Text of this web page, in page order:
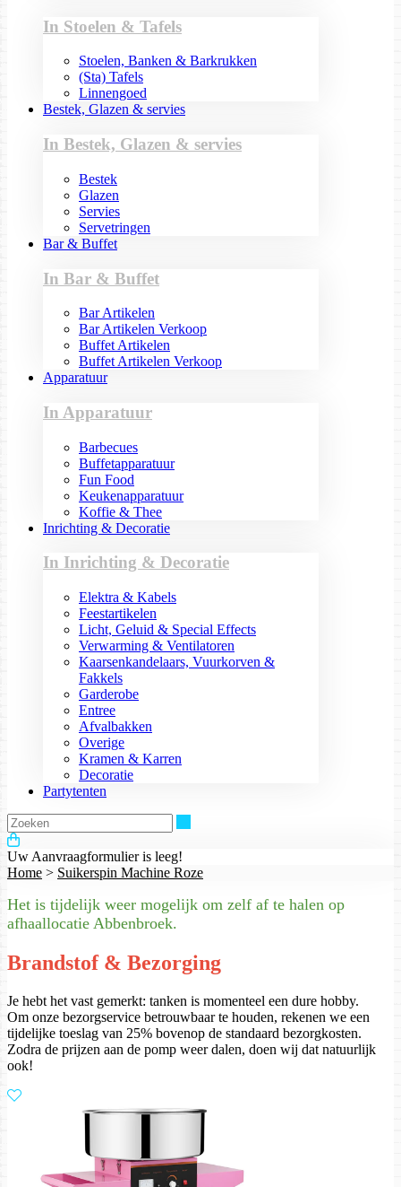
In Stoelen & Tafels
Stoelen, Banken & Barkrukken
(Sta) Tafels
Linnengoed
Bestek, Glazen & servies
In Bestek, Glazen & servies
Bestek
Glazen
Servies
Servetringen
Bar & Buffet
In Bar & Buffet
Bar Artikelen
Bar Artikelen Verkoop
Buffet Artikelen
Buffet Artikelen Verkoop
Apparatuur
In Apparatuur
Barbecues
Buffetapparatuur
Fun Food
Keukenapparatuur
Koffie & Thee
Inrichting & Decoratie
In Inrichting & Decoratie
Elektra & Kabels
Feestartikelen
Licht, Geluid & Special Effects
Verwarming & Ventilatoren
Kaarsenkandelaars, Vuurkorven &
Fakkels
Garderobe
Entree
Afvalbakken
Overige
Kramen & Karren
Decoratie
Partytenten
Uw Aanvraagformulier is leeg!
Home > Suikerspin Machine Roze
Het is tijdelijk weer mogelijk om zelf af te halen op
afhaallocatie Abbenbroek.
Brandstof & Bezorging
Je hebt het vast gemerkt: tanken is momenteel een dure hobby.
Om onze bezorgservice betrouwbaar te houden, rekenen we een
tijdelijke toeslag van 25% bovenop de standaard bezorgkosten.
Zodra de prijzen aan de pomp weer dalen, doen wij dat natuurlijk
ook!